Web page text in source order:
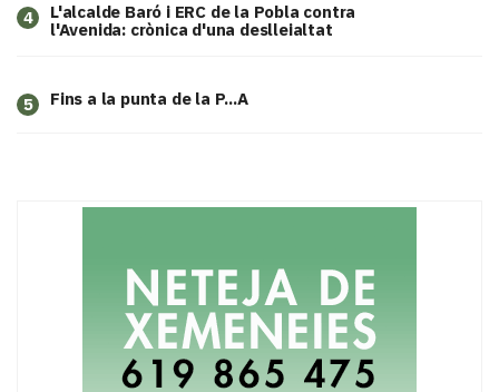
4
L'alcalde Baró i ERC de la Pobla contra
l'Avenida: crònica d'una deslleialtat
5 Fins a la punta de la P...A